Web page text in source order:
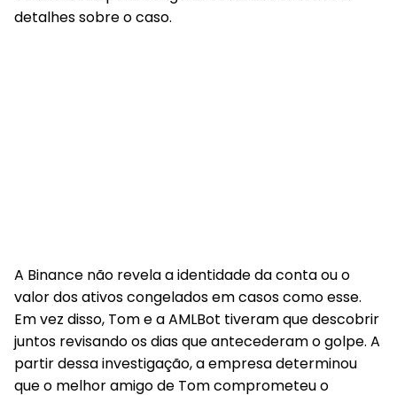
detalhes sobre o caso.
A Binance não revela a identidade da conta ou o
valor dos ativos congelados em casos como esse.
Em vez disso, Tom e a AMLBot tiveram que descobrir
juntos revisando os dias que antecederam o golpe. A
partir dessa investigação, a empresa determinou
que o melhor amigo de Tom comprometeu o